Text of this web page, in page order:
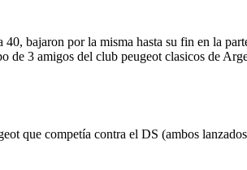
bajaron por la misma hasta su fin en la
3 amigos del club peugeot clasicos de
que competía contra el DS (ambos